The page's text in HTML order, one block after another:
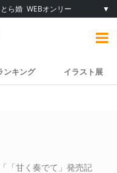
とら婚 WEBオンリー ▼
ンキング イラスト展
「甘く奏でて」発売記